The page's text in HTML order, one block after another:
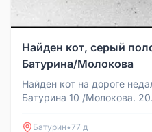
Найден кот, серый
Батурина/Молокова
Найден кот на дороге
Батурина 10 /Молокова.
Батурин•77 д